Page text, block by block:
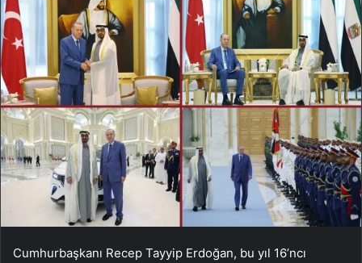
Cumhurbaşkanı Recep Tayyip Erdoğan, bu yıl 16’ncı